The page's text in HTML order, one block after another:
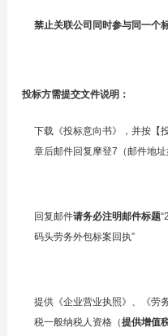
禁止关联公司同时参与同一个
投标方需提交文件说明：
下载《投标意向书》，并按【
章后邮件回复摩登7（邮件地址
回复邮件请务必注明邮件标题
码头劳务外包标案回执”
提供《企业营业执照》、《劳
税一般纳税人资格（提供增值